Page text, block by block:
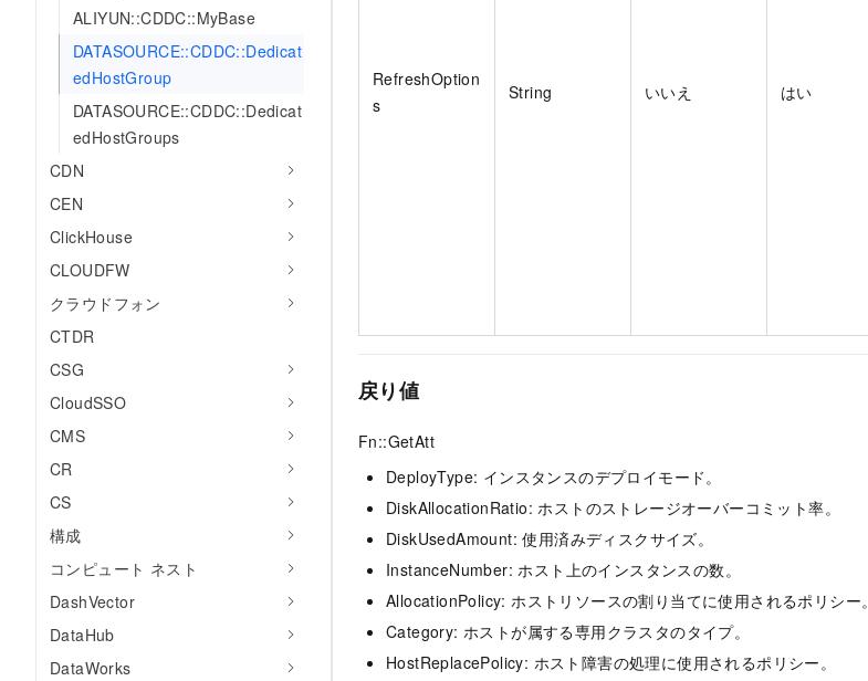
ALIYUN::CDDC::MyBase
DATASOURCE::CDDC::Dedicat
edHostGroup
DATASOURCE::CDDC::Dedicat
edHostGroups
CDN
CEN
ClickHouse
CLOUDFW
クラウドフォン
CTDR
CSG
CloudSSO
CMS
CR
CS
構成
コンピュート ネスト
DashVector
DataHub
DataWorks
RefreshOption
s
String いいえ はい
戻り値
Fn::GetAtt
DeployType: インスタンスのデプロイモード。
DiskAllocationRatio: ホストのストレージオーバーコミット率。
DiskUsedAmount: 使用済みディスクサイズ。
InstanceNumber: ホスト上のインスタンスの数。
AllocationPolicy: ホストリソースの割り当てに使用されるポリシー。
Category: ホストが属する専用クラスタのタイプ。
HostReplacePolicy: ホスト障害の処理に使用されるポリシー。